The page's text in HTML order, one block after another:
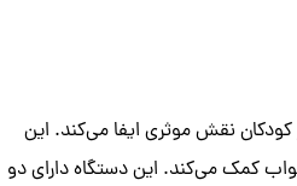
نقش موثری ایفا می‌کند. این
کمک می‌کند. این دستگاه دارای دو